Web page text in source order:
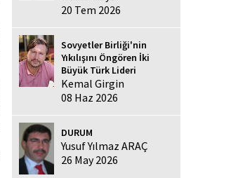
20 Tem 2026
Sovyetler Birliği'nin
Yıkılışını Öngören İki
Büyük Türk Lideri
Kemal Girgin
08 Haz 2026
DURUM
Yusuf Yılmaz ARAÇ
26 May 2026